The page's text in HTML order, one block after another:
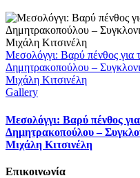
Μεσολόγγι: Βαρύ πένθος για
Δημητρακοπούλου –
Μιχάλη Κιτσινέλη
Gallery
Μεσολόγγι: Βαρύ πένθος
Δημητρακοπούλου –
Μιχάλη Κιτσινέλη
Επικοινωνία